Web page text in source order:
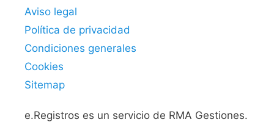
Aviso legal
Política de privacidad
Condiciones generales
Cookies
Sitemap
e.Registros es un servicio de RMA Gestiones.